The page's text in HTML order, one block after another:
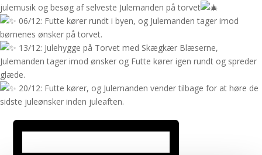
julemusik og besøg af selveste Julemanden på torvet
06/12: Futte kører rundt i byen, og Julemanden tager imod
børnenes ønsker på torvet.
13/12: Julehygge på Torvet med Skægkær Blæserne,
Julemanden tager imod ønsker og Futte kører igen rundt og spreder
glæde.
20/12: Futte kører, og Julemanden vender tilbage for at høre de
sidste juleønsker inden juleaften.